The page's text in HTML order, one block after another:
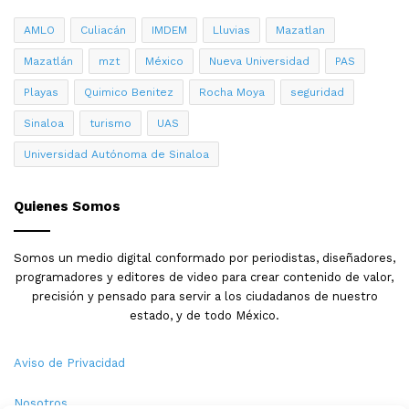
El caso que originó toda la cadena de eventos sigue
siendo el mismo: investigaciones de fiscales federales
en Nueva York sobre presuntos nexos entre
funcionarios mexicanos e integrantes del Cártel de
Sinaloa. La acusación pública del Departamento de
Justicia del Distrito Sur de Nueva York señaló a diez
Sinaloa, el senador Inzunza, el alcalde de Culiacán con
licencia Juan de Dios Gámez Mendívil y otros siete
exfuncionarios del estado. Desde entonces, el tablero
político en Sinaloa no ha dejado de moverse: licencias,
relevos, operativos y ahora una semana de rumores que
el gobierno federal salió a desmentir este lunes.
Detienen a “El Chapito” menor de 14 años por
AMLO Culiacán IMDEM Lluvias Mazatlan
Mazatlán mzt México Nueva Universidad PAS
Playas Quimico Benitez Rocha Moya seguridad
Sinaloa turismo UAS
Universidad Autónoma de Sinaloa
Quienes Somos
Somos un medio digital conformado por periodistas, diseñadores,
programadores y editores de video para crear contenido de valor,
precisión y pensado para servir a los ciudadanos de nuestro
estado, y de todo México.
Aviso de Privacidad
Nosotros